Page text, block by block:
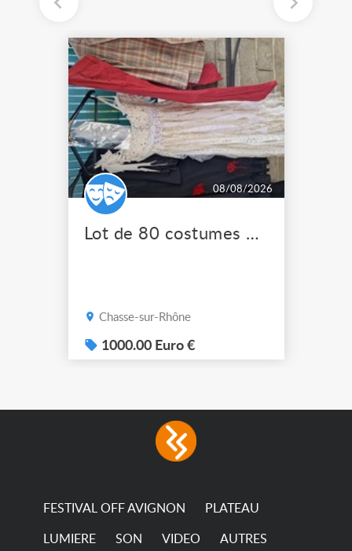
08/08/2026
Lot de 80 costumes de scène pro
Chasse-sur-Rhône
1000.00 Euro €
FESTIVAL OFF AVIGNON PLATEAU
LUMIERE SON VIDEO AUTRES